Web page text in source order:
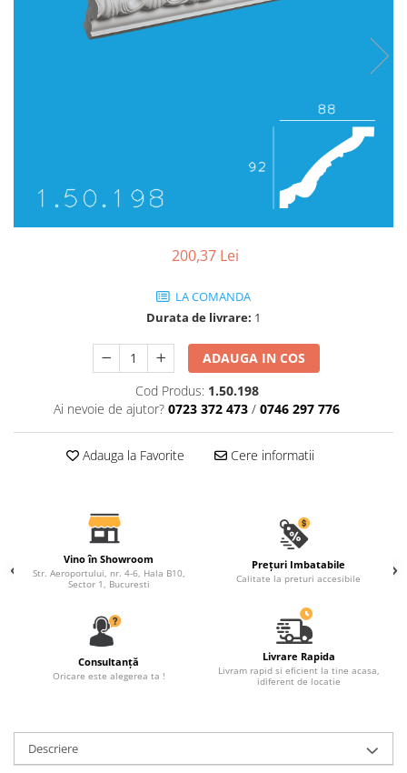
Baze coloane
Baze semicoloane
Inele semicoloane
Trunchiuri semicoloane
Rozete de interior
Panouri decorative
Cadru de arc
Fronton
Șeminee decorative
Console de interior
Cadre de ușă
Ornamente de colț
200,37 Lei
LA COMANDA
Durata de livrare: 1
ADAUGA IN COS
Cod Produs: 1.50.198
Ai nevoie de ajutor? 0723 372 473 / 0746 297 776
Adauga la Favorite Cere informatii
Vino în Showroom
Str. Aeroportului, nr. 4-6, Hala B10,
Sector 1, Bucuresti
Prețuri Imbatabile
Calitate la preturi accesibile
Consultanță
Oricare este alegerea ta !
Livrare Rapida
Livram rapid si eficient la tine acasa,
idiferent de locatie
Descriere